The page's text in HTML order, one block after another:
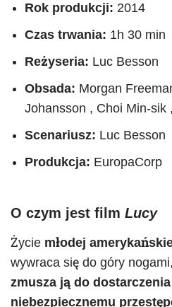
Rok produkcji: 2014
Czas trwania: 1h 30 min
Reżyseria: Luc Besson
Obsada: Morgan
Johansson , Choi Min-sik
Scenariusz: Luc Besson
Produkcja: EuropaCorp
O czym jest film Lucy
Życie młodej
wywraca się do góry
zmusza ją do
niebezpiecznemu